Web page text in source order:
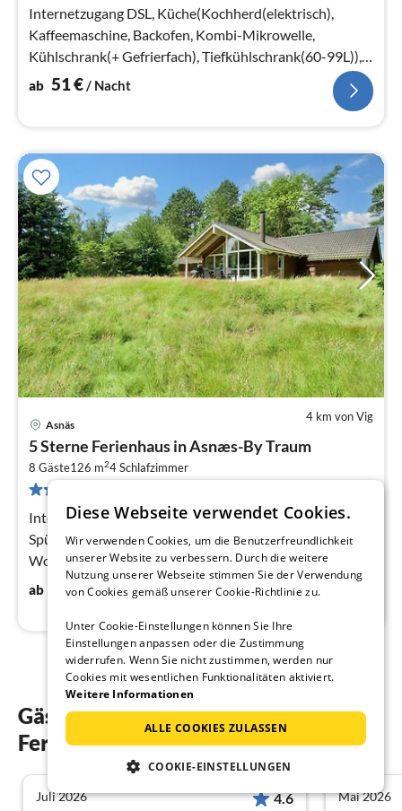
Internetzugang DSL, Küche(Kochherd(elektrisch),
Kaffeemaschine, Backofen, Kombi-Mikrowelle,
Kühlschrank(+ Gefrierfach), Tiefkühlschrank(60-99L)),
Wohn-/Schlafzimmer(TV, Herd(Holz)
ab 51€ / Nacht
4 km von Vig
Asnäs
5 Sterne Ferienhaus in Asnæs-By Traum
8 Gäste126 m24Schlafzimmer
Internetzugang DSL, Küche(Kaffeemaschine, Backofen,
Spülmaschine, Kühl-/Gefrierkombination),
Wohn-/Schlafzimmer(TV, Herd(Holz)),
Schlafzimmer(Doppelbett), Schlafzimmer(Doppelbett)
ab 74€ / Nacht
Gästebewertungen unserer
Ferienwohnungen in Vig
Juli 2026 4.6 Mai 2026
Diese Webseite verwendet Cookies.
Wir verwenden Cookies, um die Benutzerfreundlichkeit
unserer Website zu verbessern. Durch die weitere
Nutzung unserer Webseite stimmen Sie der Verwendung
von Cookies gemäß unserer Cookie-Richtlinie zu.
Unter Cookie-Einstellungen können Sie Ihre
Einstellungen anpassen oder die Zustimmung
widerrufen. Wenn Sie nicht zustimmen, werden nur
Cookies mit wesentlichen Funktionalitäten aktiviert.
Weitere Informationen
ALLE COOKIES ZULASSEN
COOKIE-EINSTELLUNGEN